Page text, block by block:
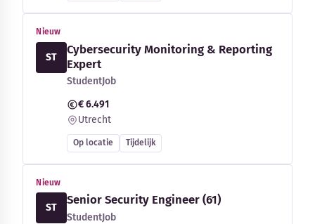
Nieuw
ST
Cybersecurity Monitoring & Reporting
Expert
StudentJob
€ 6.491
Utrecht
Op locatie Tijdelijk
Nieuw
ST
Senior Security Engineer (61)
StudentJob